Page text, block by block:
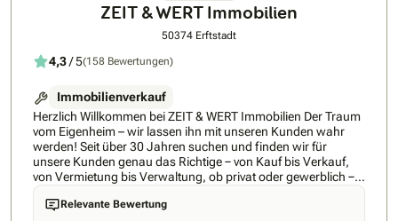
Vertragsabwicklung: Unsere Services sind darauf
und den bestmöglichen Erfolg zu erzielen – beim Kauf,
Verkauf oder der Vermietung in Bergisch Gladbach und
Umgebung.
ZEIT & WERT Immobilien
50374 Erftstadt
4,3/ 5(158 Bewertungen)
Immobilienverkauf
Herzlich Willkommen bei ZEIT & WERT Immobilien Der Traum
vom Eigenheim – wir lassen ihn mit unseren Kunden wahr
werden! Seit über 30 Jahren suchen und finden wir für
unsere Kunden genau das Richtige − von Kauf bis Verkauf,
von Vermietung bis Verwaltung, ob privat oder gewerblich −
Sie suchen, wir finden! Nutzen Sie die Vorteile fachlicher
Beratung, Leidenschaft für Immobilien, sowie jahrelanger
Relevante Bewertung